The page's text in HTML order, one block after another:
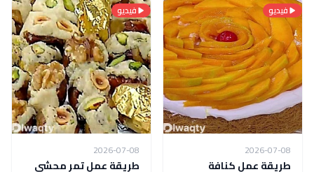
فيديو
2026-07-08
طريقة عمل كنافة
فيديو
2026-07-08
طريقة عمل تمر محشي